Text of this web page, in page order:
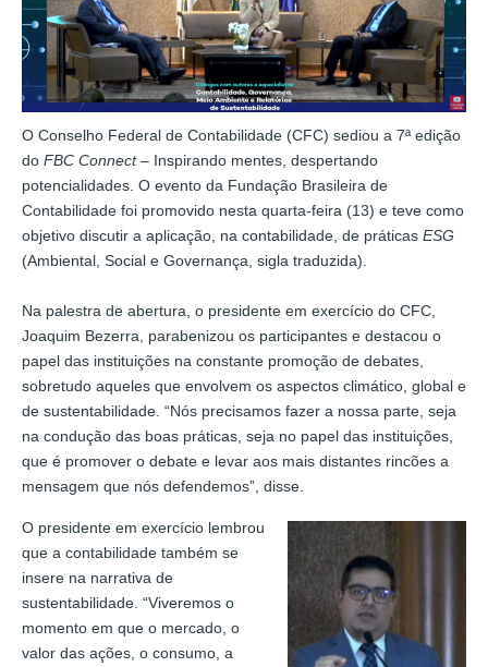
O Conselho Federal de Contabilidade (CFC) sediou a 7ª edição
do FBC Connect– Inspirando mentes, despertando
potencialidades. O evento da Fundação Brasileira de
Contabilidade foi promovido nesta quarta-feira (13) e teve como
objetivo discutir a aplicação, na contabilidade, de práticas ESG
(Ambiental, Social e Governança, sigla traduzida).
Na palestra de abertura, o presidente em exercício do CFC,
Joaquim Bezerra, parabenizou os participantes e destacou o
papel das instituições na constante promoção de debates,
sobretudo aqueles que envolvem os aspectos climático, global e
de sustentabilidade. “Nós precisamos fazer a nossa parte, seja
na condução das boas práticas, seja no papel das instituições,
que é promover o debate e levar aos mais distantes rincões a
mensagem que nós defendemos”, disse.
O presidente em exercício lembrou
que a contabilidade também se
insere na narrativa de
sustentabilidade. “Viveremos o
momento em que o mercado, o
valor das ações, o consumo, a